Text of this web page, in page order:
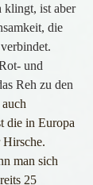
klingt, ist aber
die
und
Reh zu den
die in Europa
man sich
25